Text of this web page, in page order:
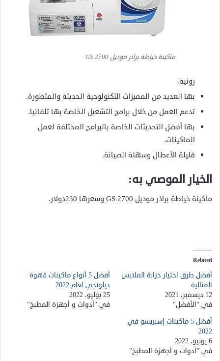
ماكينة خياطة براذر موديل GS 2700
رونية.
بها العديد من المميزات التكنولوجية الحديثة والمتطورة.
تدعم العمل من خلال برامج التشغيل الخاصة بها تلقائيا.
بها أفضل التحديثات الخاصة بالبرامج المختلفة لعمل
الماكينات.
قليلة الأعطال وسهلة الصيانة.
الخيار الموصي به:
ماكينة خياطة براذر موديل GS 2700 وسعرها 230دولار.
Related
أفضل طرق اختيار خزانة الملابس
المثالية
12 ديسمبر، 2021
في "الأفضل"
أفضل 5 أنواع ماكينات قهوة
ديلونجي لعام 2022
25 يوليو، 2022
في "أدوات و أجهزة المطبخ"
أفضل 5 ماكينات إسبريسو في
2022
6 يونيو، 2022
في "أدوات و أجهزة المطبخ"